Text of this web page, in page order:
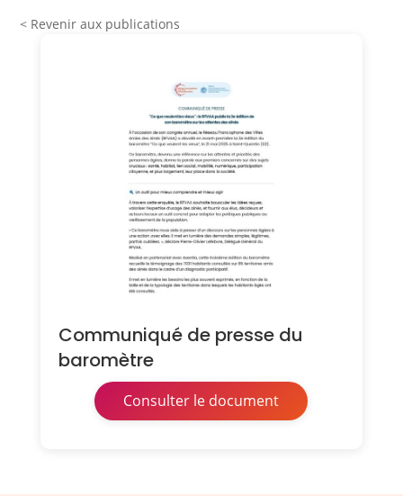
< Revenir aux publications
Communiqué de presse du
baromètre
Consulter le document